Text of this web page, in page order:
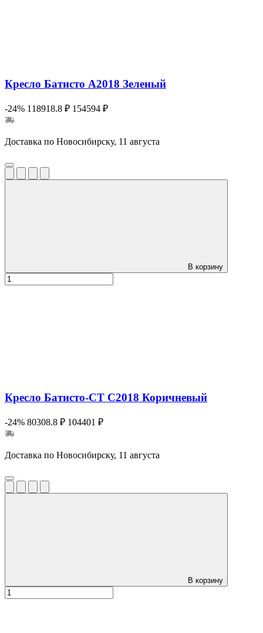
Кресло Батисто А2018 Зеленый
-24% 118918.8 ₽ 154594 ₽
Доставка по Новосибирску, 11 августа
В корзину
Кресло Батисто-СТ С2018 Коричневый
-24% 80308.8 ₽ 104401 ₽
Доставка по Новосибирску, 11 августа
В корзину